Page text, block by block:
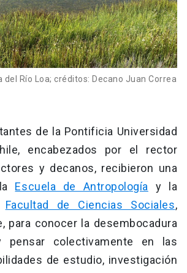
del Río Loa; créditos: Decano Juan Correa
de la Pontificia Universidad
encabezados por el rector
y decanos, recibieron una
Escuela de Antropología y la
Facultad de Ciencias Sociales,
para conocer la desembocadura
pensar colectivamente en las
de estudio, investigación